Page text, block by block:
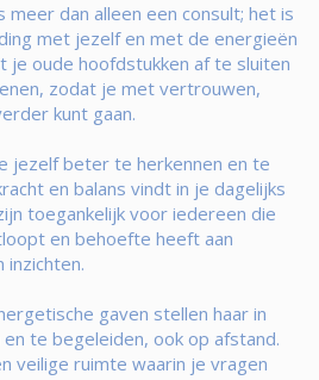
meer dan alleen een consult; het is
met jezelf en met de energieën
je oude hoofdstukken af te sluiten
zodat je met vertrouwen,
kunt gaan.
jezelf beter te herkennen en te
en balans vindt in je dagelijks
toegankelijk voor iedereen die
en behoefte heeft aan
inzichten.
gaven stellen haar in
te begeleiden, ook op afstand.
veilige ruimte waarin je vragen